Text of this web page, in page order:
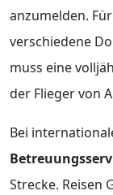
anzumelden.
verschiedene
muss eine
der Flieger von
Bei
Strecke. Reisen